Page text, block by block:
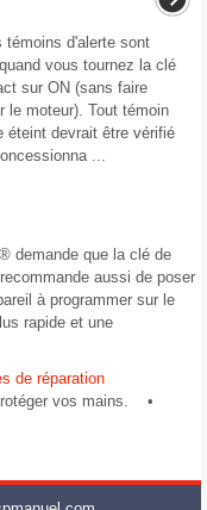
témoins d'alerte sont
vous tournez la clé
sur ON (sans faire
le moteur). Tout témoin
éteint devrait être vérifié
...
demande que la clé de
aussi de poser
à programmer sur le
rapide et une
de réparation
vos mains. •